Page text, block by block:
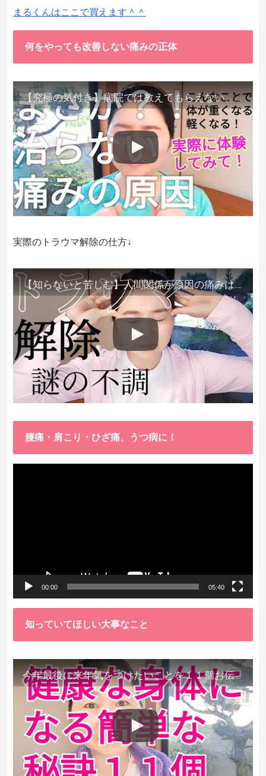
まるくんはここで買えます＾＾
何をやっても改善しない痛みの正体
【究極の気付き】病院では教えてもらえない、その長年悩んできた痛み、症状、どうして治らないのか？痛みの正体、実際に今すぐ試して知ってほしい。
実際のトラウマ解除の仕方↓
【知らないと苦しむ】人間関係が原因の痛みはトラウマ解除が必須。病院に行っても原因不明で治らない不調はこれをしてからケアしてみてください。
腰痛・肩こり・ひざ痛、うつ病に！
00:00 05:40
知っていてほしい大事なこと
今年最後に来年気をつけたいことを１１個お伝えします。